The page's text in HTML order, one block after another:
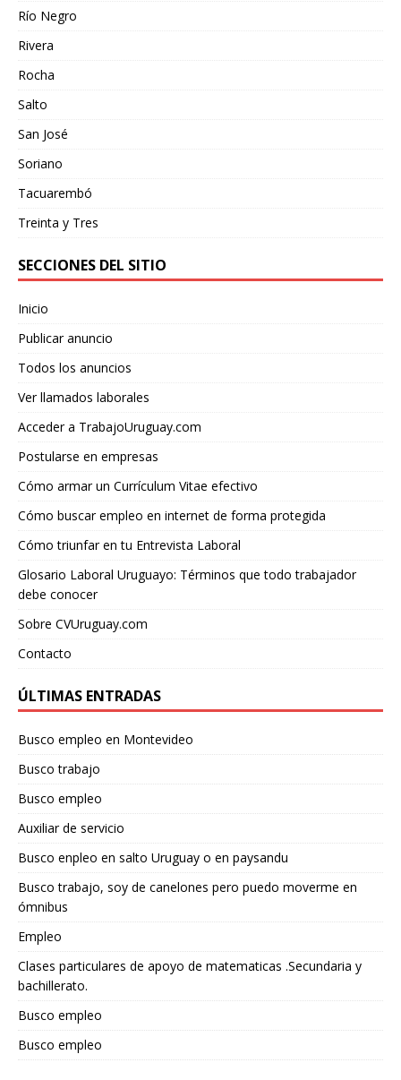
Río Negro
Rivera
Rocha
Salto
San José
Soriano
Tacuarembó
Treinta y Tres
SECCIONES DEL SITIO
Inicio
Publicar anuncio
Todos los anuncios
Ver llamados laborales
Acceder a TrabajoUruguay.com
Postularse en empresas
Cómo armar un Currículum Vitae efectivo
Cómo buscar empleo en internet de forma protegida
Cómo triunfar en tu Entrevista Laboral
Glosario Laboral Uruguayo: Términos que todo trabajador
debe conocer
Sobre CVUruguay.com
Contacto
ÚLTIMAS ENTRADAS
Busco empleo en Montevideo
Busco trabajo
Busco empleo
Auxiliar de servicio
Busco enpleo en salto Uruguay o en paysandu
Busco trabajo, soy de canelones pero puedo moverme en
ómnibus
Empleo
Clases particulares de apoyo de matematicas .Secundaria y
bachillerato.
Busco empleo
Busco empleo